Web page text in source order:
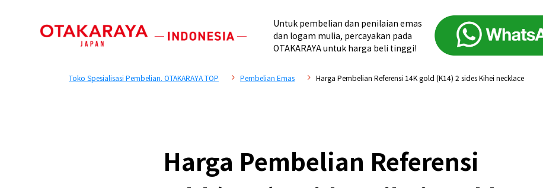
Untuk pembelian dan penilaian emas
dan logam mulia, percayakan pada
OTAKARAYA untuk harga beli tinggi!
Toko Spesialisasi Pembelian. OTAKARAYA TOP Pembelian Emas Harga Pembelian Referensi 14K gold (K14) 2 sides Kihei necklace
Harga Pembelian Referensi